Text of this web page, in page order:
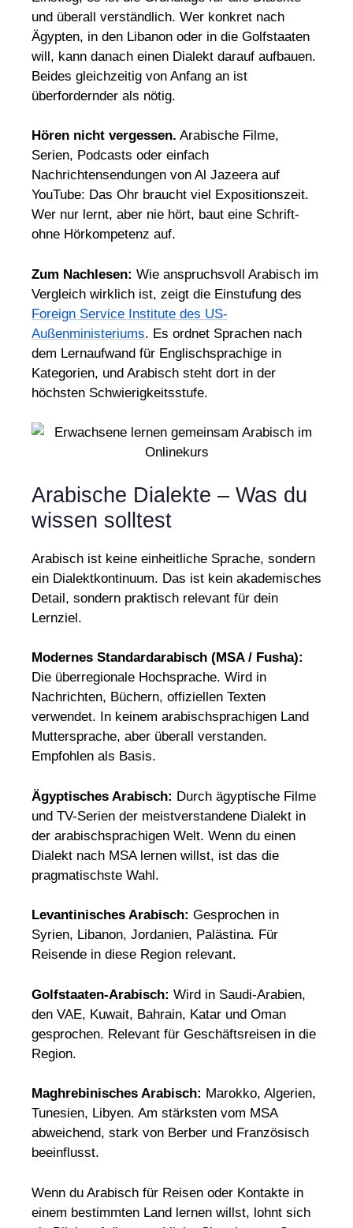
und überall verständlich. Wer konkret nach
Ägypten, in den Libanon oder in die Golfstaaten
will, kann danach einen Dialekt darauf aufbauen.
Beides gleichzeitig von Anfang an ist
überfordernder als nötig.
Hören nicht vergessen. Arabische Filme,
Serien, Podcasts oder einfach
Nachrichtensendungen von Al Jazeera auf
YouTube: Das Ohr braucht viel Expositionszeit.
Wer nur lernt, aber nie hört, baut eine Schrift-
ohne Hörkompetenz auf.
Zum Nachlesen: Wie anspruchsvoll Arabisch im
Vergleich wirklich ist, zeigt die Einstufung des
Foreign Service Institute des US-
Außenministeriums. Es ordnet Sprachen nach
dem Lernaufwand für Englischsprachige in
Kategorien, und Arabisch steht dort in der
höchsten Schwierigkeitsstufe.
Arabische Dialekte – Was du
wissen solltest
Arabisch ist keine einheitliche Sprache, sondern
ein Dialektkontinuum. Das ist kein akademisches
Detail, sondern praktisch relevant für dein
Lernziel.
Modernes Standardarabisch (MSA / Fusha):
Die überregionale Hochsprache. Wird in
Nachrichten, Büchern, offiziellen Texten
verwendet. In keinem arabischsprachigen Land
Muttersprache, aber überall verstanden.
Empfohlen als Basis.
Ägyptisches Arabisch: Durch ägyptische Filme
und TV-Serien der meistverstandene Dialekt in
der arabischsprachigen Welt. Wenn du einen
Dialekt nach MSA lernen willst, ist das die
pragmatischste Wahl.
Levantinisches Arabisch: Gesprochen in
Syrien, Libanon, Jordanien, Palästina. Für
Reisende in diese Region relevant.
Golfstaaten-Arabisch: Wird in Saudi-Arabien,
den VAE, Kuwait, Bahrain, Katar und Oman
gesprochen. Relevant für Geschäftsreisen in die
Region.
Maghrebinisches Arabisch: Marokko, Algerien,
Tunesien, Libyen. Am stärksten vom MSA
abweichend, stark von Berber und Französisch
beeinflusst.
Wenn du Arabisch für Reisen oder Kontakte in
einem bestimmten Land lernen willst, lohnt sich